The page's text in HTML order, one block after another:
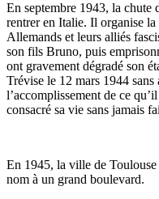
En septembre 1943, la
rentrer en Italie. Il organise
Allemands et leurs alliés
son fils Bruno, puis
ont gravement dégradé son
Trévise le 12 mars 1944
l’accomplissement de ce
consacré sa vie sans jamais
En 1945, la ville de
nom à un grand boulevard.